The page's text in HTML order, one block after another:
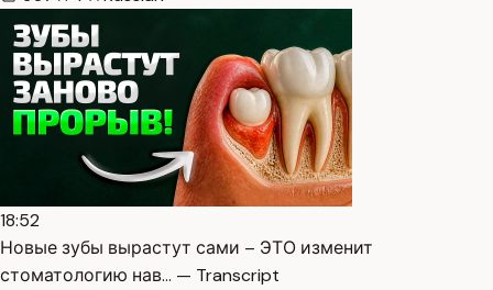
18:52
Новые зубы вырастут сами – ЭТО изменит
стоматологию нав… — Transcript